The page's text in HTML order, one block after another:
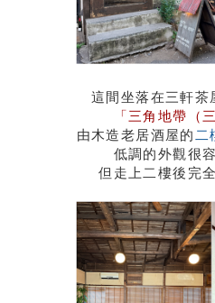
這間坐落在三軒茶
「三角地帶（
由木造老居酒屋的二
低調的外觀很
但走上二樓後完